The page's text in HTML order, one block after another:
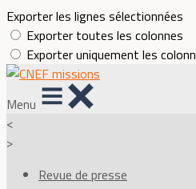
Exporter les lignes sélectionnées
Exporter toutes les colonnes
Exporter uniquement les
Menu
<
>
Revue de presse